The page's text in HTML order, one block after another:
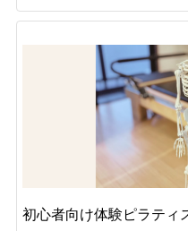
初心者向け体験ピラティ